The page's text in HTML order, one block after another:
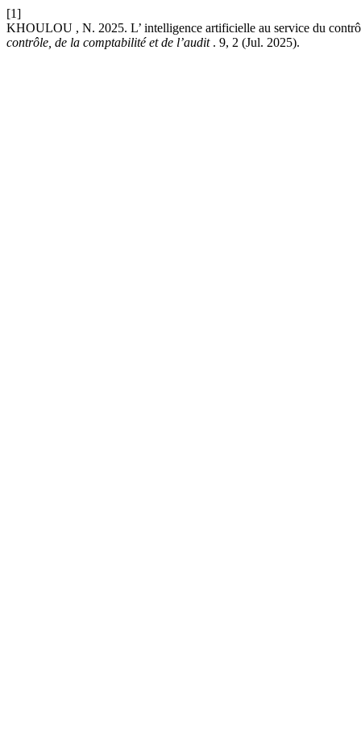
[1]
KHOULOU , N. 2025. L’ intelligence artificielle au service du
contrôle, de la comptabilité et de l’audit . 9, 2 (Jul. 2025).